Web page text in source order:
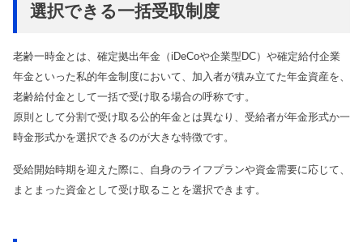
選択できる一括受取制度
老齢一時金とは、確定拠出年金（iDeCoや企業型DC）や確定給付企業
年金といった私的年金制度において、加入者が積み立てた年金資産を、
老齢給付金として一括で受け取る場合の呼称です。
原則として分割で受け取る公的年金とは異なり、受給者が年金形式か一
時金形式かを選択できるのが大きな特徴です。
受給開始時期を迎えた際に、自身のライフプランや資金需要に応じて、
まとまった資金として受け取ることを選択できます。